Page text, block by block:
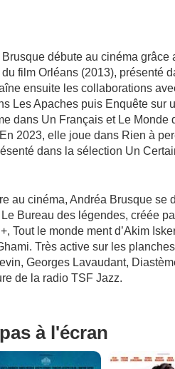
débute au cinéma
film Orléans (2013), présenté
ensuite les collaborations
Les Apaches puis Enquête sur
dans Un Français et Le Monde
2023, elle joue dans Rien à
dans la sélection Un
au cinéma, Andréa Brusque se
Bureau des légendes, créée
Tout le monde ment d’Akim
Très active sur les
Georges Lavaudant,
de la radio TSF Jazz.
à l'écran